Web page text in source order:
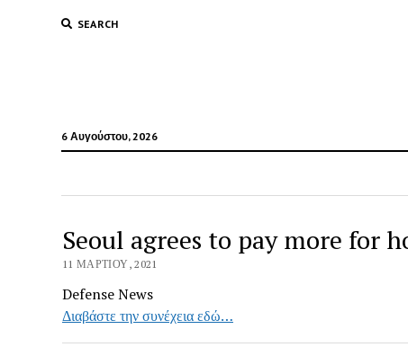
SEARCH
6 Αυγούστου, 2026
Seoul agrees to pay more for
11 ΜΑΡΤΊΟΥ, 2021
Defense News
Διαβάστε την συνέχεια εδώ…